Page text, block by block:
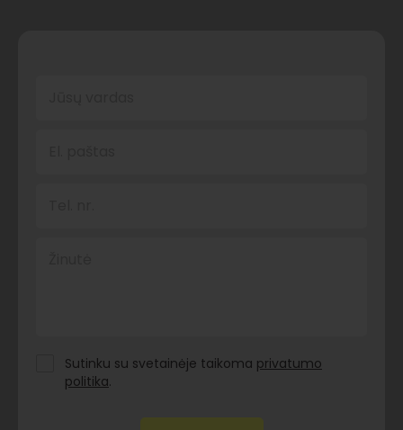
Sutinku su svetainėje taikoma privatumo
politika.